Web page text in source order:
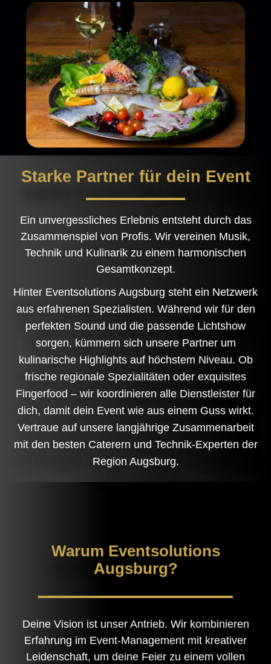
Starke Partner für dein Event
Ein unvergessliches Erlebnis entsteht durch das
Zusammenspiel von Profis. Wir vereinen Musik,
Technik und Kulinarik zu einem harmonischen
Gesamtkonzept.
Hinter Eventsolutions Augsburg steht ein Netzwerk
aus erfahrenen Spezialisten. Während wir für den
perfekten Sound und die passende Lichtshow
sorgen, kümmern sich unsere Partner um
kulinarische Highlights auf höchstem Niveau. Ob
frische regionale Spezialitäten oder exquisites
Fingerfood – wir koordinieren alle Dienstleister für
dich, damit dein Event wie aus einem Guss wirkt.
Vertraue auf unsere langjährige Zusammenarbeit
mit den besten Caterern und Technik-Experten der
Region Augsburg.
Warum Eventsolutions
Augsburg?
Deine Vision ist unser Antrieb. Wir kombinieren
Erfahrung im Event-Management mit kreativer
Leidenschaft, um deine Feier zu einem vollen